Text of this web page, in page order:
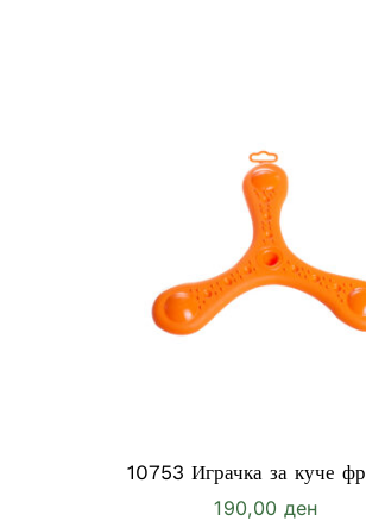
10753 Играчка за куче
190,00 ден